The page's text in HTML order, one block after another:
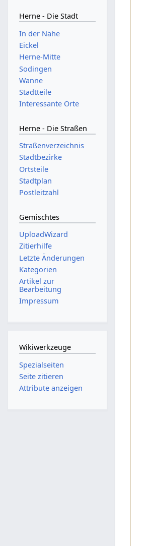
Herne - Die Stadt
In der Nähe
Eickel
Herne-Mitte
Sodingen
Wanne
Stadtteile
Interessante Orte
Herne - Die Straßen
Straßenverzeichnis
Stadtbezirke
Ortsteile
Stadtplan
Postleitzahl
Gemischtes
UploadWizard
Zitierhilfe
Letzte Änderungen
Kategorien
Artikel zur
Bearbeitung
Impressum
Wikiwerkzeuge
Spezialseiten
Seite zitieren
Attribute anzeigen